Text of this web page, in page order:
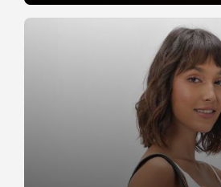
Pulseiras, colares, anéis, brincos
tiram qualquer camiseta e calça